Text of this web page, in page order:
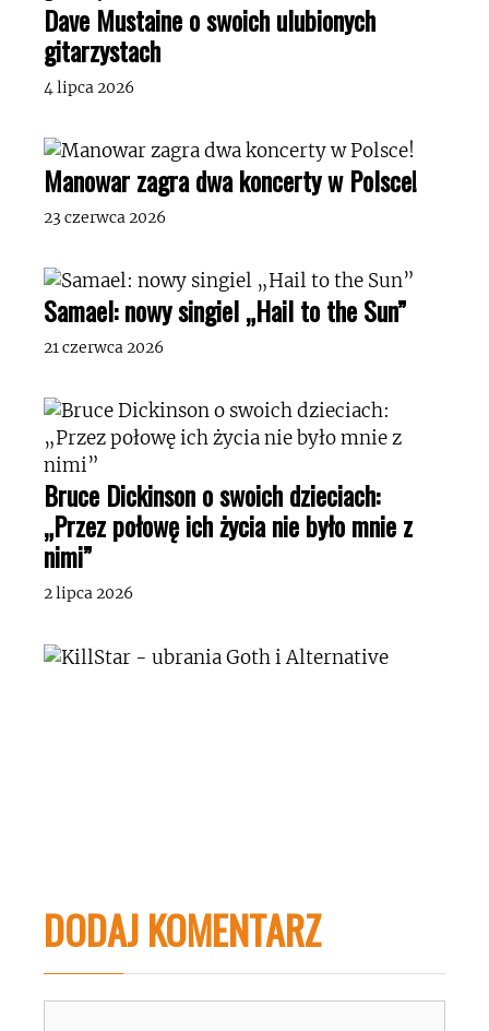
Dave Mustaine o swoich ulubionych
gitarzystach
4 lipca 2026
Manowar zagra dwa koncerty w Polsce!
23 czerwca 2026
Samael: nowy singiel „Hail to the Sun”
21 czerwca 2026
Bruce Dickinson o swoich dzieciach:
„Przez połowę ich życia nie było mnie z
nimi”
2 lipca 2026
DODAJ KOMENTARZ